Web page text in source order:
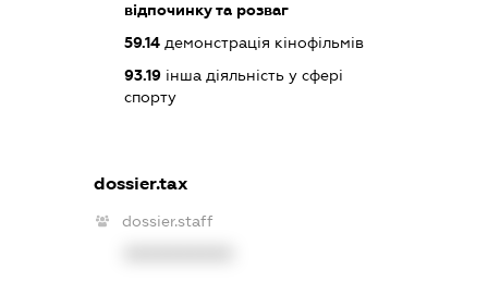
відпочинку та розваг
59.14демонстрація кінофільмів
93.19інша діяльність у сфері
спорту
dossier.tax
dossier.staff